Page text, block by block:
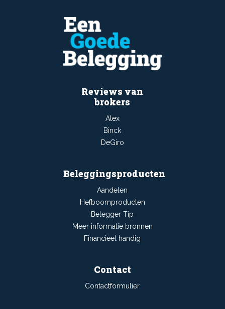
Reviews van
brokers
Alex
Binck
DeGiro
Beleggingsproducten
Aandelen
Hefboomproducten
Belegger Tip
Meer informatie bronnen
Financieel handig
Contact
Contactformulier